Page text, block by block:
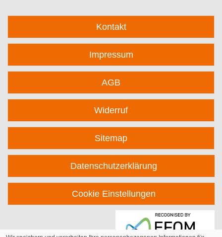
Kontakt
Impressum
AGB
Widerruf
Sitemap
Datenschutzerklärung
Cookie Einstellungen